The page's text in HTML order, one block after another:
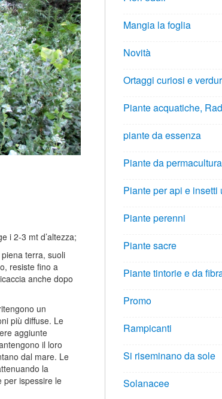
i 2-3 mt d’altezza;
terra, suoli
resiste fino a
anche dopo
un
più diffuse. Le
aggiunte
il loro
dal mare. Le
la
per ispessire le
Mangia la foglia
Novità
Ortaggi curiosi e
Piante acquatiche,
piante da essenza
Piante da permacultura
Piante per api e insetti
Piante perenni
Piante sacre
Piante tintorie e da
Promo
Rampicanti
Si riseminano da sole
Solanacee